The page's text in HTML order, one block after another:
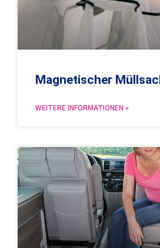
Magnetischer
WEITERE INFORMATIONEN »